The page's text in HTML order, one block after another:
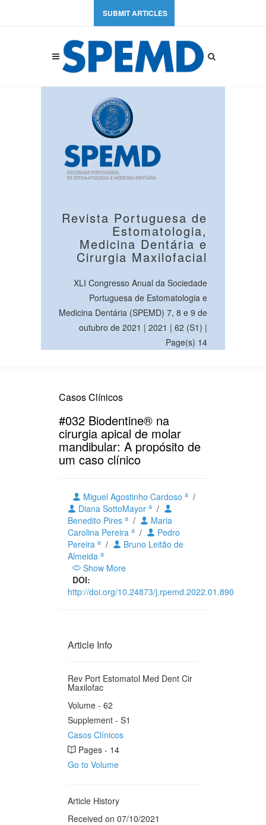
SUBMIT ARTICLES
Revista Portuguesa de
Estomatologia,
Medicina Dentária e
Cirurgia Maxilofacial
XLI Congresso Anual da Sociedade
Portuguesa de Estomatologia e
Medicina Dentária (SPEMD) 7, 8 e 9 de
outubro de 2021 | 2021 | 62 (S1) |
Page(s) 14
Casos Clínicos
#032 Biodentine® na
cirurgia apical de molar
mandibular: A propósito de
um caso clínico
Miguel Agostinho Cardoso a /
Diana SottoMayor a /
Benedito Pires a /
Maria
Carolina Pereira a /
Pedro
Pereira a /
Bruno Leitão de
Almeida a
Show More
DOI:
http://doi.org/10.24873/j.rpemd.2022.01.890
Article Info
Rev Port Estomatol Med Dent Cir
Maxilofac
Volume - 62
Supplement - S1
Casos Clínicos
Pages - 14
Go to Volume
Article History
Received on 07/10/2021